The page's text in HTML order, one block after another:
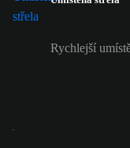
Rychlejší